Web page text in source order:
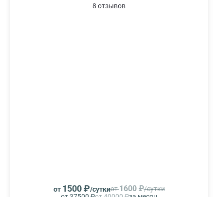
8 отзывов
от 1500 ₽/суткиот1600 ₽/сутки